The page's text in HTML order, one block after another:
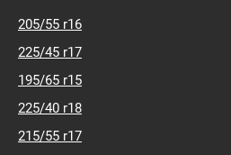
205/55 r16
225/45 r17
195/65 r15
225/40 r18
215/55 r17